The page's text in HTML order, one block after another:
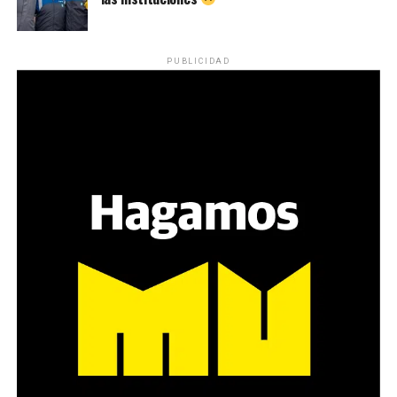
reparten lienzos con los ojos serigrafiados de Agostina.
es a través del interrogante, que puedan encarnar la
pregunta», comparte Gonzalo, de 41 años.
PUBLICIDAD